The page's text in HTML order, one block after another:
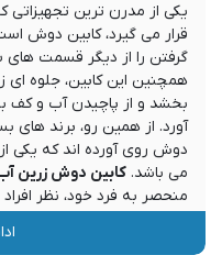
یکی از مدرن ترین تجهیزاتی
قرار می گیرد، کابین دوش
گرفتن را از دیگر قسمت
همچنین این کابین، جلوه
بخشد و از پاچیدن آب و کف
آورد. از همین رو، برند های
دوش روی آورده اند که یکی
می باشد. کابین دوش زرین
منحصر به‌ فرد خود، نظر
قصد داریم ویژگی ها، مزایا